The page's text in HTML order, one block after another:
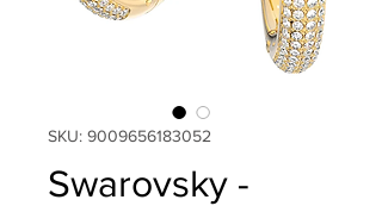
SKU: 9009656183052
Swarovsky -